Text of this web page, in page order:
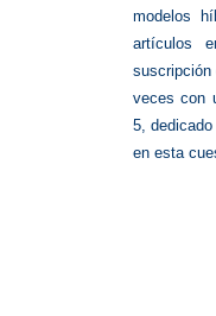
modelos
artículos
suscripción
veces con
5,
en esta